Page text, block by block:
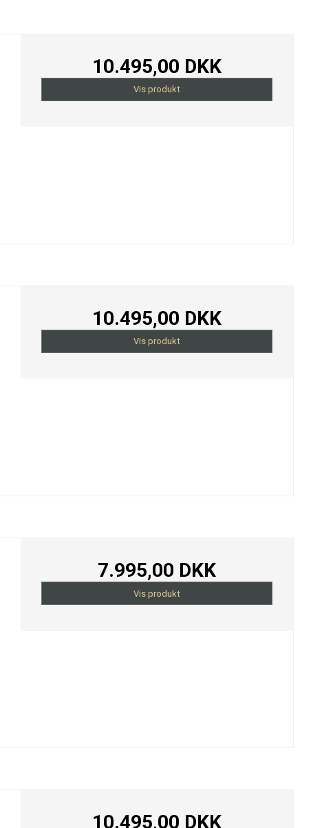
10.495,00 DKK
Vis produkt
10.495,00 DKK
Vis produkt
7.995,00 DKK
Vis produkt
10.495,00 DKK